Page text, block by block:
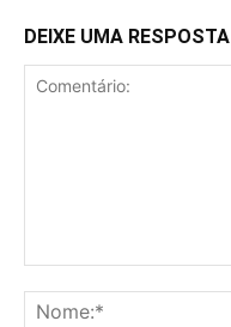
DEIXE UMA RESPOSTA